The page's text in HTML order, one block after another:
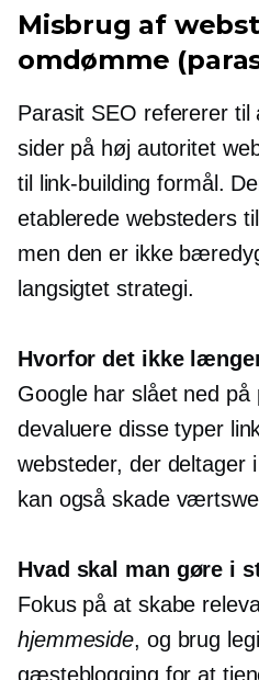
Misbrug af
omdømme
Parasit SEO refererer til
sider på høj autoritet
til
link-building formål.
etablerede websteders
men den er ikke
langsigtet strategi.
Hvorfor det ikke
Google har slået ned
devaluere disse typer
websteder, der deltager
kan også skade
Hvad skal man gøre i
Fokus på at skabe
hjemmeside, og brug
gæsteblogging for at